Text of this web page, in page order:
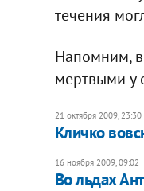
течения
Напомним,
мертвыми у
21 октября 2009, 23:30
Кличко
16 ноября 2009, 09:02
Во льдах